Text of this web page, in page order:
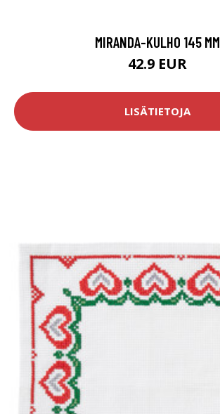
MIRANDA-KULHO 145 MM
42.9 EUR
LISÄTIETOJA